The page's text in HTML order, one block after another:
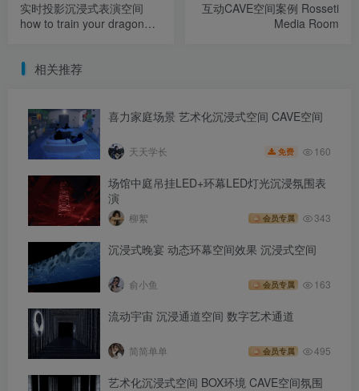
实时投影沉浸式表演空间
how to train your dragon
互动CAVE空间案例 Rosseti
Media Room
相关推荐
喜力家庭场景 艺术化沉浸式空间 CAVE空间
天天学长 免费 160
场馆中庭吊挂LED+环幕LED灯光沉浸氛围表
演
柳絮 会员专属 343
沉浸式晚宴 动态环幕空间效果 沉浸式空间
俞小鱼 会员专属 163
流动宇宙 沉浸通道空间 数字艺术通道
简简单单 会员专属 495
艺术化沉浸式空间 BOX环境 CAVE空间氛围